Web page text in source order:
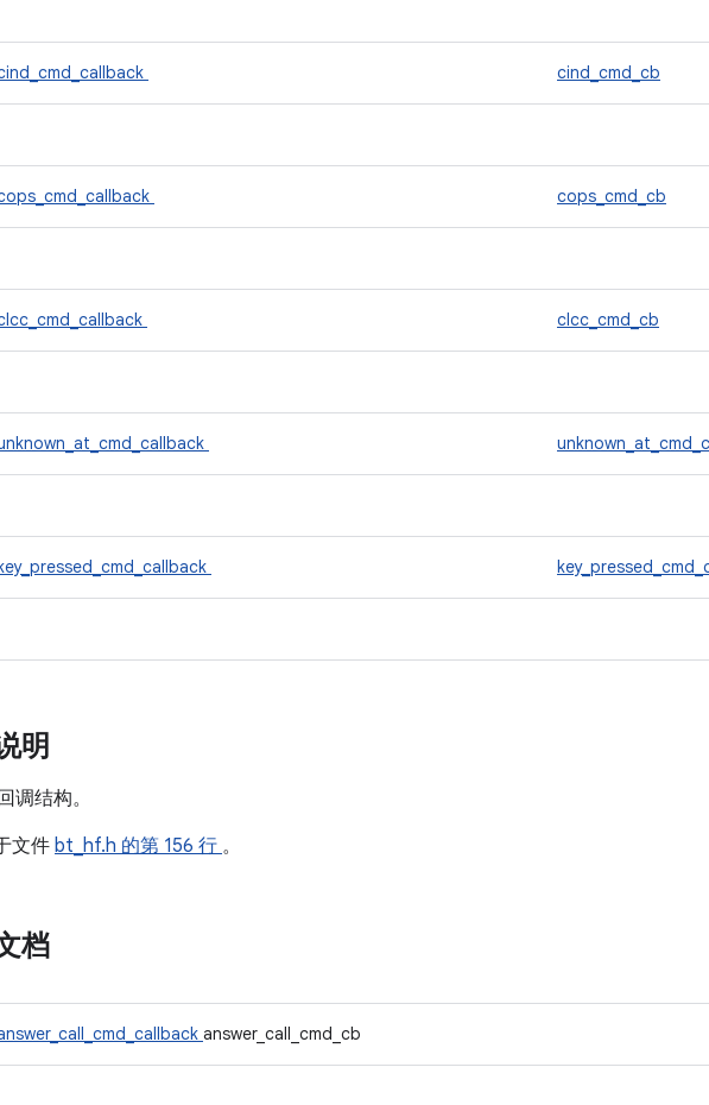
cind_cmd_cb
cops_cmd_cb
clcc_cmd_cb
明
调结构。
文件 bt_hf.h 的第 156 行 。
档
answer_call_cmd_cb